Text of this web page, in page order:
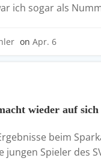
ich sogar als
on Apr. 6
wieder auf
beim
jungen Spieler des